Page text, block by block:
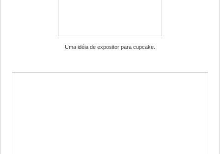
Uma idéia de expositor para cupcake.